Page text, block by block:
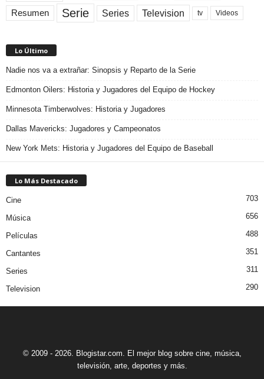
Resumen Serie Series Television tv Videos
Lo Último
Nadie nos va a extrañar: Sinopsis y Reparto de la Serie
Edmonton Oilers: Historia y Jugadores del Equipo de Hockey
Minnesota Timberwolves: Historia y Jugadores
Dallas Mavericks: Jugadores y Campeonatos
New York Mets: Historia y Jugadores del Equipo de Baseball
Lo Más Destacado
Cine 703
Música 656
Películas 488
Cantantes 351
Series 311
Television 290
© 2009 - 2026. Blogistar.com. El mejor blog sobre cine, música,
televisión, arte, deportes y más.